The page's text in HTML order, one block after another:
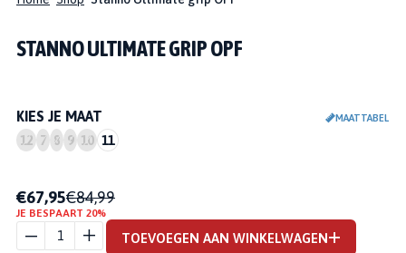
STANNO ULTIMATE GRIP OPF
KIES JE MAAT MAATTABEL
12 7 8 9 10 11
€67,95€84,99
JE BESPAART 20%
STANNO
ULTIMATE
GRIP OPF
TOEVOEGEN AAN WINKELWAGEN